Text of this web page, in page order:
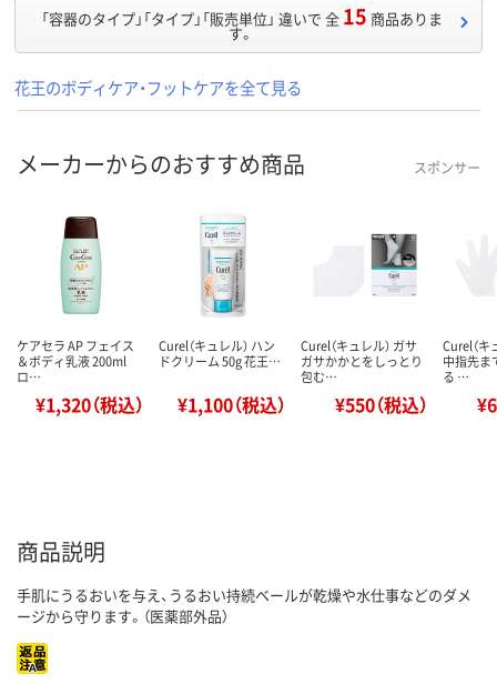
「容器のタイプ」「タイプ」「販売単位」 違いで 全 15 商品ありま
す。
花王のボディケア・フットケアを全て見る
メーカーからのおすすめ商品 スポンサー
ケアセラ AP フェイス
＆ボディ乳液 200ml
ロ…
¥1,320（税込）
Curel（キュレル） ハン
ドクリーム 50g 花王…
¥1,100（税込）
Curel（キュレル） ガサ
ガサかかとをしっとり
包む…
¥550（税込）
Curel（キ
中指先ま
る …
商品説明
手肌にうるおいを与え、うるおい持続ベールが乾燥や水仕事などのダメ
ージから守ります。（医薬部外品）